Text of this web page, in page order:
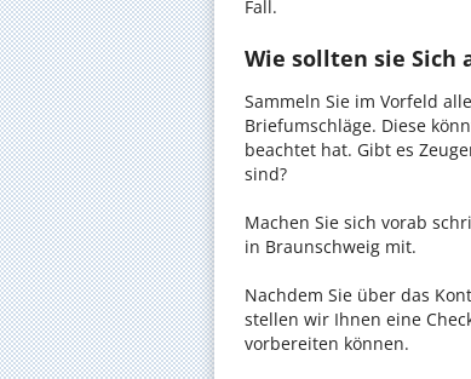
Fall.
Wie sollten sie Sich
Sammeln Sie im Vorfeld
Briefumschläge. Diese
beachtet hat. Gibt es
sind?
Machen Sie sich vorab
in Braunschweig mit.
Nachdem Sie über das
stellen wir Ihnen eine
vorbereiten können.